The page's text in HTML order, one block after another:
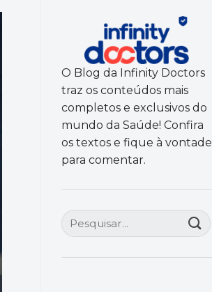
O Blog da Infinity Doctors
traz os conteúdos mais
completos e exclusivos do
mundo da Saúde! Confira
os textos e fique à vontade
para comentar.